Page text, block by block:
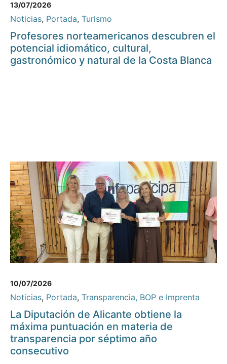
13/07/2026
Noticias, Portada, Turismo
Profesores norteamericanos descubren el
potencial idiomático, cultural,
gastronómico y natural de la Costa Blanca
10/07/2026
Noticias, Portada, Transparencia, BOP e Imprenta
La Diputación de Alicante obtiene la
máxima puntuación en materia de
transparencia por séptimo año
consecutivo